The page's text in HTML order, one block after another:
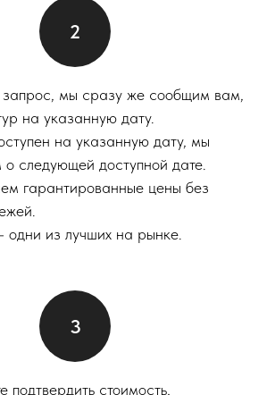
мы сразу же сообщим вам,
на указанную дату.
на указанную дату, мы
следующей доступной дате.
гарантированные цены без
из лучших на рынке.
подтвердить стоимость,